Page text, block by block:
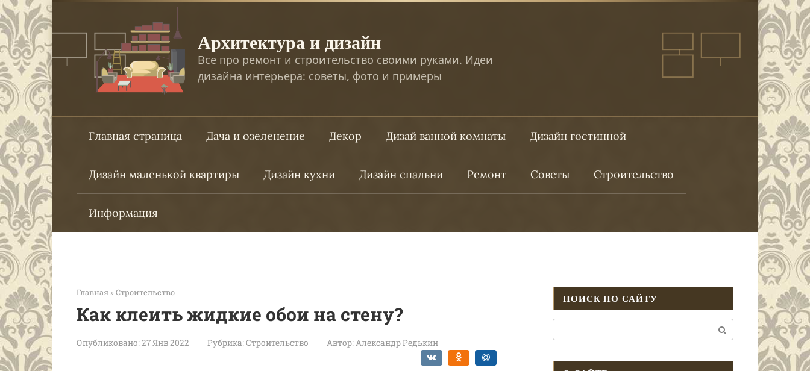
Перейти
к
контенту
Архитектура и дизайн
Все про ремонт и строительство своими руками. Идеи
дизайна интерьера: советы, фото и примеры
Главная страница Дача и озеленение Декор Дизай ванной комнаты Дизайн гостинной
Дизайн маленькой квартиры Дизайн кухни Дизайн спальни Ремонт Советы Строительство
Информация
Главная »Строительство
Как клеить жидкие обои на стену?
Опубликовано:27 Янв 2022 Рубрика:Строительство Автор:Александр Редькин
ПОИСК ПО САЙТУ